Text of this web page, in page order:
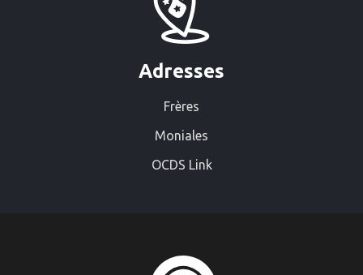
Adresses
Frères
Moniales
OCDS Link